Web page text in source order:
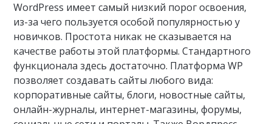
WordPress имеет самый низкий порог освоения,
из-за чего пользуется особой популярностью у
новичков. Простота никак не сказывается на
качестве работы этой платформы. Стандартного
функционала здесь достаточно. Платформа WP
позволяет создавать сайты любого вида:
корпоративные сайты, блоги, новостные сайты,
онлайн-журналы, интернет-магазины, форумы,